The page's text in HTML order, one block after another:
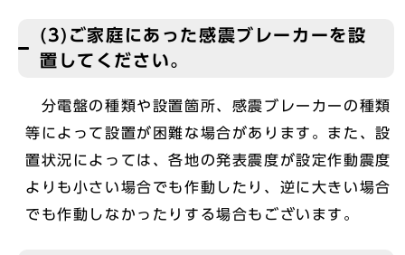
(3)ご家庭にあった感震ブレーカーを設
置してください。
分電盤の種類や設置箇所、感震ブレーカーの種類
等によって設置が困難な場合があります。また、設
置状況によっては、各地の発表震度が設定作動震度
よりも小さい場合でも作動したり、逆に大きい場合
でも作動しなかったりする場合もございます。